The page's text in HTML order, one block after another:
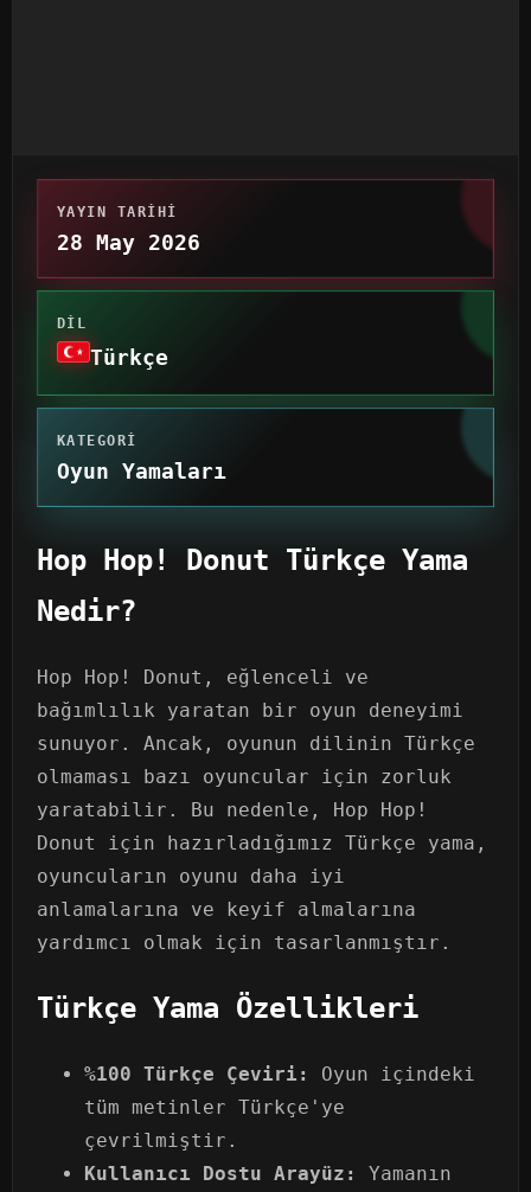
YAYIN TARIHI
28 May 2026
DIL
Türkçe
KATEGORI
Oyun Yamaları
Hop Hop! Donut Türkçe Yama
Nedir?
Hop Hop! Donut, eğlenceli ve
bağımlılık yaratan bir oyun deneyimi
sunuyor. Ancak, oyunun dilinin Türkçe
olmaması bazı oyuncular için zorluk
yaratabilir. Bu nedenle, Hop Hop!
Donut için hazırladığımız Türkçe yama,
oyuncuların oyunu daha iyi
anlamalarına ve keyif almalarına
yardımcı olmak için tasarlanmıştır.
Türkçe Yama Özellikleri
%100 Türkçe Çeviri:
Oyun içindeki
tüm metinler Türkçe'ye
çevrilmiştir.
Kullanıcı Dostu Arayüz:
Yamanın